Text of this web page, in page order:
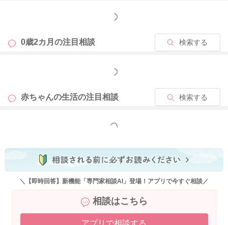
2025/10/25 23:37
もっと見る
0歳2カ月の注目相談 検索する
もっと見る
赤ちゃんの生活の注目相談 検索する
もっと見る
＼【即時回答】新機能「専門家相談AI」登場！アプリで今すぐ相談／
相談はこちら